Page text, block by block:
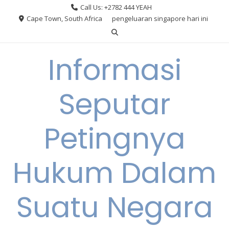
Call Us: +2782 444 YEAH
Cape Town, South Africa
pengeluaran singapore hari ini
Informasi
Seputar
Petingnya
Hukum Dalam
Suatu Negara